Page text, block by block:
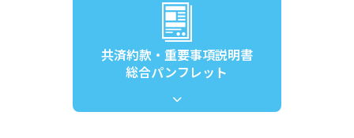
共済約款・重要事項説明書
総合パンフレット